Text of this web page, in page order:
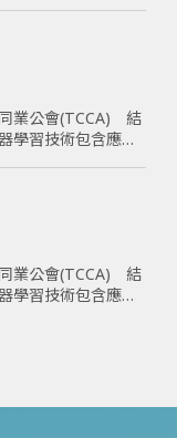
放管理的實際應
業公會(TCCA) 結
學習技術包含應用
業公會(TCCA) 結
學習技術包含應用